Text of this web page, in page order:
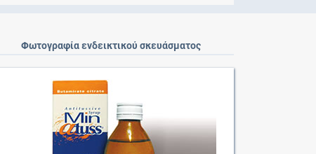
Φωτογραφία ενδεικτικού σκευάσματος